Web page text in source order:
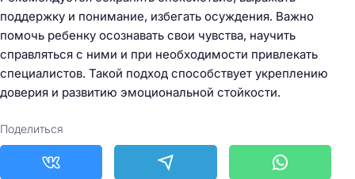
поддержку и понимание, избегать осуждения. Важно
помочь ребенку осознавать свои чувства, научить
справляться с ними и при необходимости привлекать
специалистов. Такой подход способствует укреплению
доверия и развитию эмоциональной стойкости.
Поделиться